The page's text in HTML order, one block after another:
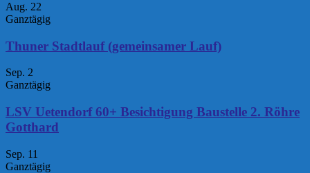
Aug. 22
Ganztägig
Thuner Stadtlauf (gemeinsamer Lauf)
Sep. 2
Ganztägig
LSV Uetendorf 60+ Besichtigung Baustelle 2. Röhre
Gotthard
Sep. 11
Ganztägig